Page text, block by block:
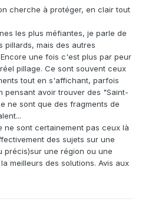
cherche à protéger, en clair tout
les plus méfiantes, je parle de
pillards, mais des autres
une fois c'est plus par peur
pillage. Ce sont souvent ceux
tout en s'affichant, parfois
pensant avoir trouver des "Saint-
ne sont que des fragments de
ne sont certainement pas ceux là
des sujets sur une
une région ou une
meilleurs des solutions. Avis aux